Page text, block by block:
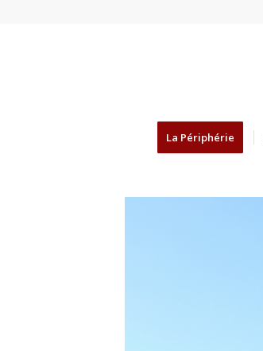
La Périphérie